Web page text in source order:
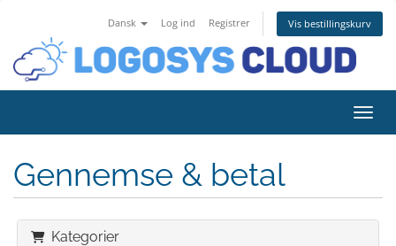
Dansk Log ind Registrer Vis bestillingskurv
Skift
Gennemse & betal
Kategorier